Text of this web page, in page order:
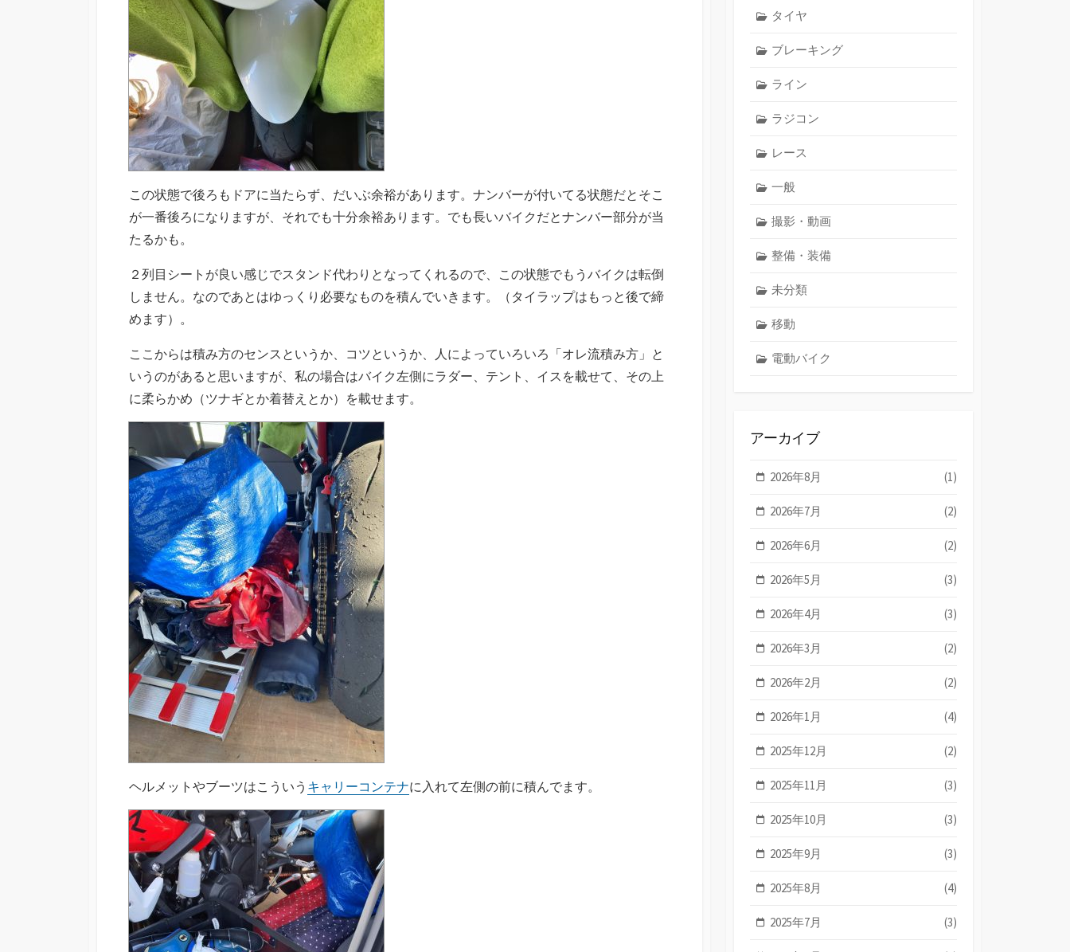
この状態で後ろもドアに当たらず、だいぶ余裕があります。ナンバーが付いてる状態だとそこ
が一番後ろになりますが、それでも十分余裕あります。でも長いバイクだとナンバー部分が当
たるかも。
２列目シートが良い感じでスタンド代わりとなってくれるので、この状態でもうバイクは転倒
しません。なのであとはゆっくり必要なものを積んでいきます。（タイラップはもっと後で締
めます）。
ここからは積み方のセンスというか、コツというか、人によっていろいろ「オレ流積み方」と
いうのがあると思いますが、私の場合はバイク左側にラダー、テント、イスを載せて、その上
に柔らかめ（ツナギとか着替えとか）を載せます。
ヘルメットやブーツはこういう キャリーコンテナに入れて左側の前に積んでます。
タイヤ
ブレーキング
ライン
ラジコン
レース
一般
撮影・動画
整備・装備
未分類
移動
電動バイク
アーカイブ
2026年8月 (1)
2026年7月 (2)
2026年6月 (2)
2026年5月 (3)
2026年4月 (3)
2026年3月 (2)
2026年2月 (2)
2026年1月 (4)
2025年12月 (2)
2025年11月 (3)
2025年10月 (3)
2025年9月 (3)
2025年8月 (4)
2025年7月 (3)